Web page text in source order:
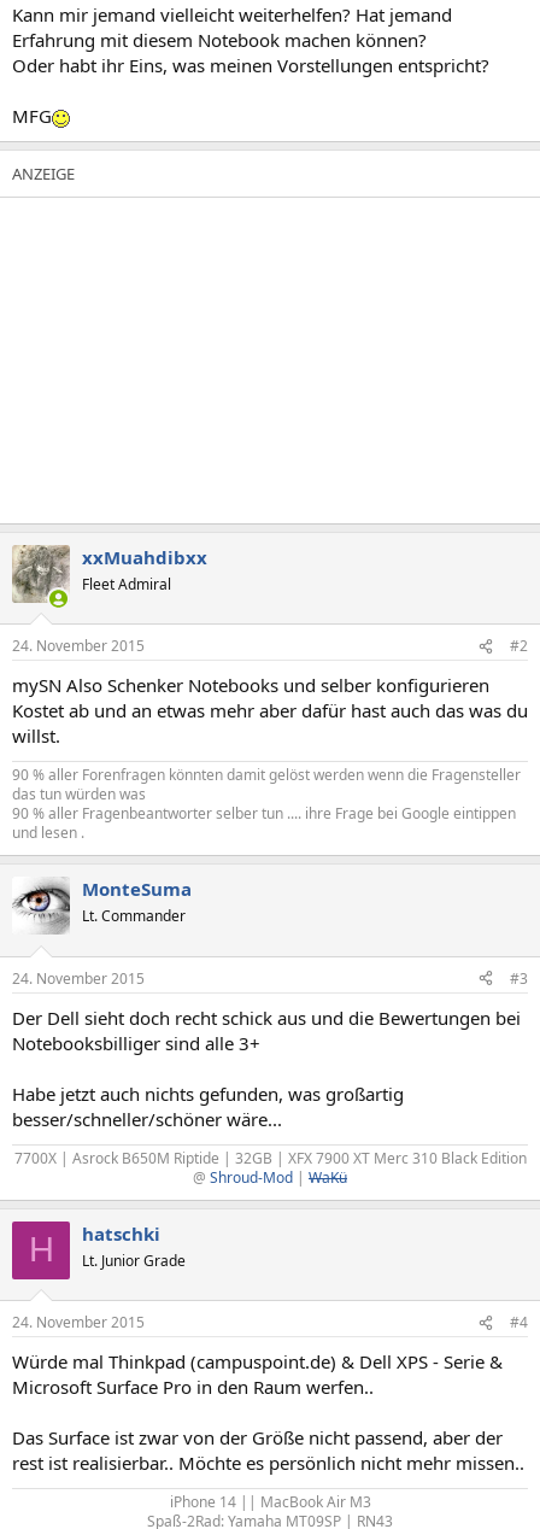
Kann mir jemand vielleicht weiterhelfen? Hat jemand
Erfahrung mit diesem Notebook machen können?
Oder habt ihr Eins, was meinen Vorstellungen entspricht?
MFG
xxMuahdibxx
Fleet Admiral
24. November 2015 #2
mySN Also Schenker Notebooks und selber konfigurieren
Kostet ab und an etwas mehr aber dafür hast auch das was du
willst.
90 % aller Forenfragen könnten damit gelöst werden wenn die Fragensteller
das tun würden was
90 % aller Fragenbeantworter selber tun .... ihre Frage bei Google eintippen
und lesen .
MonteSuma
Lt. Commander
24. November 2015 #3
Der Dell sieht doch recht schick aus und die Bewertungen bei
Notebooksbilliger sind alle 3+
Habe jetzt auch nichts gefunden, was großartig
besser/schneller/schöner wäre...
7700X | Asrock B650M Riptide | 32GB | XFX 7900 XT Merc 310 Black Edition
@ Shroud-Mod | WaKü
H hatschki
Lt. Junior Grade
24. November 2015 #4
Würde mal Thinkpad (campuspoint.de) & Dell XPS - Serie &
Microsoft Surface Pro in den Raum werfen..
Das Surface ist zwar von der Größe nicht passend, aber der
rest ist realisierbar.. Möchte es persönlich nicht mehr missen..
iPhone 14 || MacBook Air M3
Spaß-2Rad: Yamaha MT09SP | RN43